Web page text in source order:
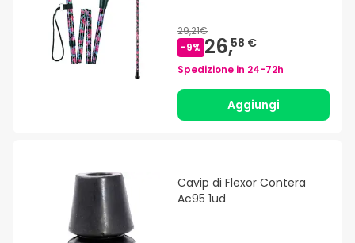
29,21€
-9% 26,58 €
Spedizione in 24-72h
Aggiungi
Cavip di Flexor Contera
Ac95 1ud